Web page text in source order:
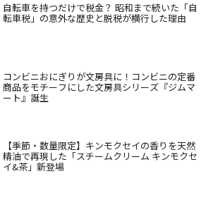
自転車を持つだけで税金？ 昭和まで続いた「自
転車税」の意外な歴史と脱税が横行した理由
コンビニおにぎりが文房具に！コンビニの定番
商品をモチーフにした文房具シリーズ『ジムマ
ート』誕生
【季節・数量限定】キンモクセイの香りを天然
精油で再現した「スチームクリーム キンモクセ
イ&茶」新登場